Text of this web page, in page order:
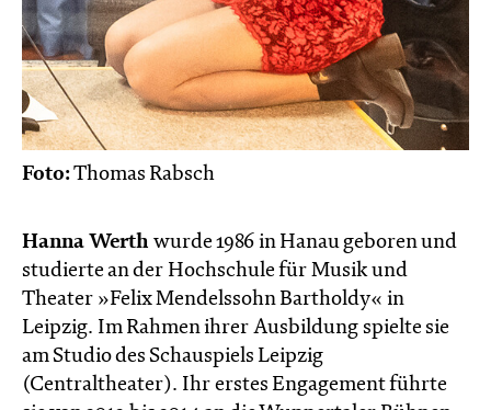
Foto:Thomas Rabsch
Hanna Werth wurde 1986 in Hanau geboren und
studierte an der Hochschule für Musik und
Theater »Felix Mendelssohn Bartholdy« in
Leipzig. Im Rahmen ihrer Ausbildung spielte sie
am Studio des Schauspiels Leipzig
(Centraltheater). Ihr erstes Engagement führte